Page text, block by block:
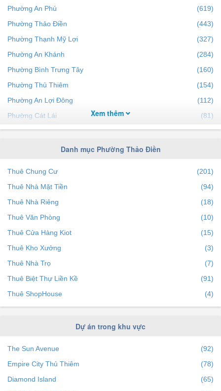
Phường An Phú
(619)
Phường Thảo Điền
(443)
Phường Thạnh Mỹ Lợi
(327)
Phường An Khánh
(284)
Phường Bình Trưng Tây
(160)
Phường Thủ Thiêm
(154)
Phường An Lợi Đông
(112)
Phường Cát Lái
(81)
Phường Bình Trưng Đông
(69)
Phường Bình Khánh
Xem thêm
Danh mục Phường Thảo Điền
Thuê Chung Cư
(201)
Thuê Nhà Mặt Tiền
(94)
Thuê Nhà Riêng
(18)
Thuê Văn Phòng
(10)
Thuê Cửa Hàng Kiot
(15)
Thuê Kho Xưởng
(3)
Thuê Nhà Trọ
(7)
Thuê Biệt Thự Liền Kề
(91)
Thuê ShopHouse
(4)
Dự án trong khu vực
The Sun Avenue
(92)
Empire City Thủ Thiêm
(78)
Diamond Island
(65)